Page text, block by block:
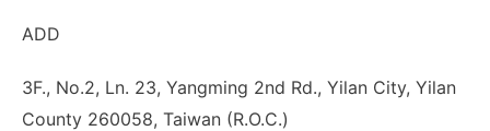
ADD
3F., No.2, Ln. 23, Yangming 2nd Rd., Yilan City, Yilan
County 260058, Taiwan (R.O.C.)